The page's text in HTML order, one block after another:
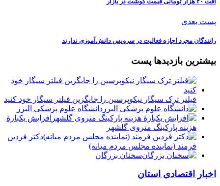
پست بعدی
رانندگان مجرد اجازه فعالیت در سرویس دانش‌آموزی ندارند
بیشترین بازدیدها پست
فیلتر ترک سیگار نیکوپرسین را جایگزین فیلتر سیگار خود کنید
دانشگاه علوم پزشکی البرز
افزایش یکبارۀ
هزینه پارکینگ متروی گلشهر
دكتر فردين
فرمند (نماينده مجلس مردم میانه)
سخنان بزرگان
اخبار اقتصادی استان